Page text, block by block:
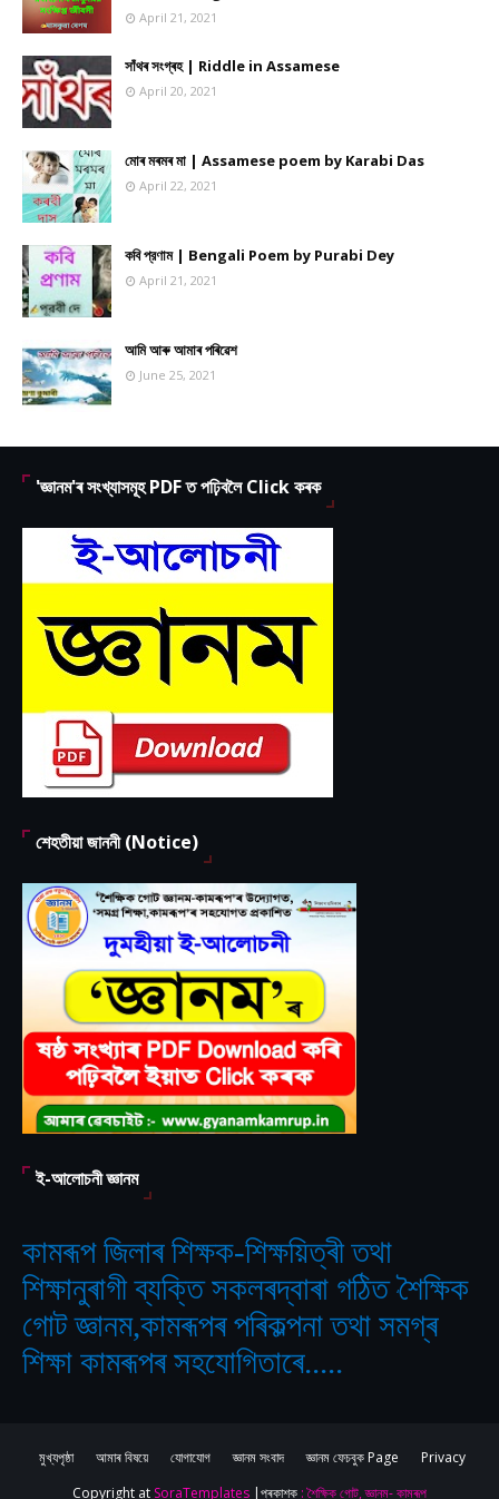
April 21, 2021
সাঁথৰ সংগ্ৰহ | Riddle in Assamese
April 20, 2021
মোৰ মৰমৰ মা | Assamese poem by Karabi Das
April 22, 2021
কবি প্রণাম | Bengali Poem by Purabi Dey
April 21, 2021
আমি আৰু আমাৰ পৰিৱেশ
June 25, 2021
'জ্ঞানম'ৰ সংখ্যাসমূহ PDF ত পঢ়িবলৈ Click কৰক
শেহতীয়া জাননী (Notice)
ই-আলোচনী জ্ঞানম
কামৰূপ জিলাৰ শিক্ষক-শিক্ষয়িত্ৰী তথা
শিক্ষানুৰাগী ব্যক্তি সকলৰদ্বাৰা গঠিত‘শৈক্ষিক
গোট জ্ঞানম,কামৰূপৰ পৰিকল্পনা তথা সমগ্ৰ
শিক্ষা কামৰূপৰ সহযোগিতাৰে.....
মুখ্যপৃষ্ঠা আমাৰ বিষয়ে যোগাযোগ জ্ঞানম সংবাদ জ্ঞানম ফেচবুক Page
Privacy
Copyright at SoraTemplates |প্ৰকাশক : শৈক্ষিক গোট, জ্ঞানম- কামৰূপ